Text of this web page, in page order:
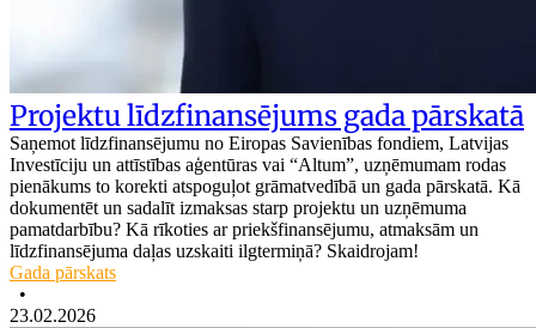
Projektu līdzfinansējums gada pārskatā
Saņemot līdzfinansējumu no Eiropas Savienības fondiem, Latvijas
Investīciju un attīstības aģentūras vai “Altum”, uzņēmumam rodas
pienākums to korekti atspoguļot grāmatvedībā un gada pārskatā. Kā
dokumentēt un sadalīt izmaksas starp projektu un uzņēmuma
pamatdarbību? Kā rīkoties ar priekšfinansējumu, atmaksām un
līdzfinansējuma daļas uzskaiti ilgtermiņā? Skaidrojam!
Gada pārskats
•
23.02.2026